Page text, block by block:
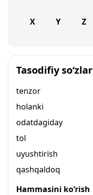
X Y Z
Tasodifiy so‘zlar
tenzor
holanki
odatdagiday
tol
uyushtirish
qashqaldoq
Hammasini ko‘rish